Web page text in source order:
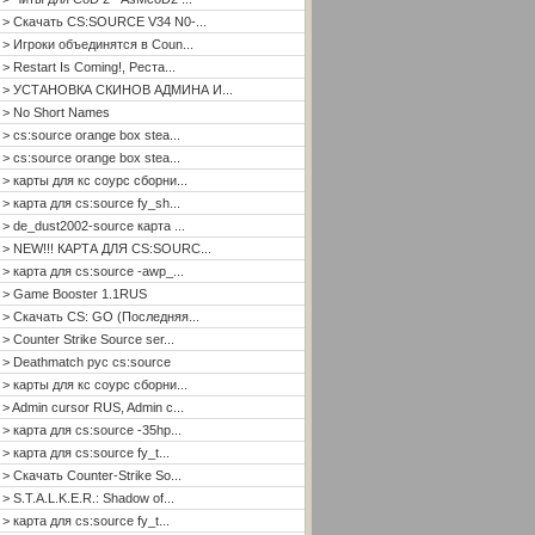
> Скачать CS:SOURCE V34 N0-...
> Игроки объединятся в Coun...
> Restart Is Coming!, Реста...
> УСТАНОВКА СКИНОВ АДМИНА И...
> No Short Names
> cs:source orange box stea...
> cs:source orange box stea...
> карты для кс соурс сборни...
> карта для cs:source fy_sh...
> de_dust2002-source карта ...
> NEW!!! КАРТА ДЛЯ CS:SOURC...
> карта для cs:source -awp_...
> Game Booster 1.1RUS
> Скачать CS: GO (Последняя...
> Counter Strike Source ser...
> Deathmatch рус cs:source
> карты для кс соурс сборни...
> Admin cursor RUS, Admin c...
> карта для cs:source -35hp...
> карта для cs:source fy_t...
> Скачать Counter-Strike So...
> S.T.A.L.K.E.R.: Shadow of...
> карта для cs:source fy_t...